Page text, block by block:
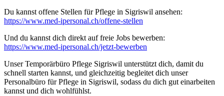
Du kannst offene Stellen für Pflege in Sigriswil ansehen:
https://www.med-ipersonal.ch/offene-stellen
Und du kannst dich direkt auf freie Jobs bewerben:
https://www.med-ipersonal.ch/jetzt-bewerben
Unser Temporärbüro Pflege Sigriswil unterstützt dich, damit du
schnell starten kannst, und gleichzeitig begleitet dich unser
Personalbüro für Pflege in Sigriswil, sodass du dich gut einarbeiten
kannst und dich wohlfühlst.